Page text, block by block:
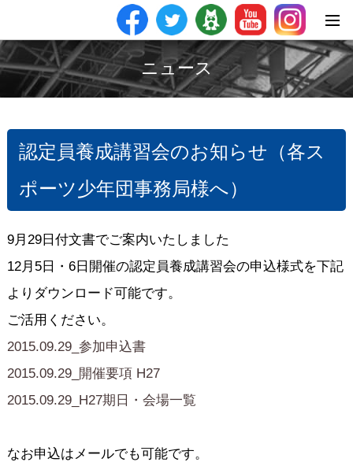
ニュース
認定員養成講習会のお知らせ（各ス
ポーツ少年団事務局様へ）
9月29日付文書でご案内いたしました
12月5日・6日開催の認定員養成講習会の申込様式を下記
よりダウンロード可能です。
ご活用ください。
2015.09.29_参加申込書
2015.09.29_開催要項 H27
2015.09.29_H27期日・会場一覧
なお申込はメールでも可能です。